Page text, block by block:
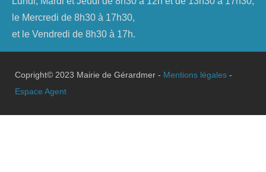
le Mercredi de 8h30 à 17h30,
et le Vendredi de 8h30 à 17h.
Copright© 2023 Mairie de Gérardmer - Mentions légales -
Espace Agent